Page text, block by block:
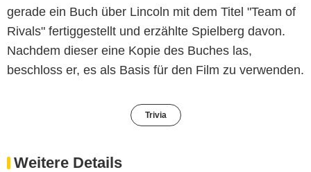
gerade ein Buch über Lincoln mit dem Titel "Team of
Rivals" fertiggestellt und erzählte Spielberg davon.
Nachdem dieser eine Kopie des Buches las,
beschloss er, es als Basis für den Film zu verwenden.
Trivia
Weitere Details